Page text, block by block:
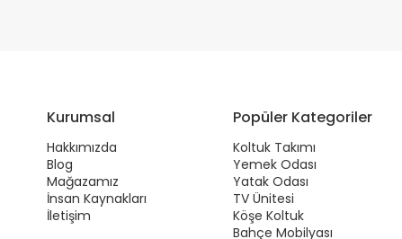
Kurumsal
Hakkımızda
Blog
Mağazamız
İnsan Kaynakları
İletişim
Popüler Kategoriler
Koltuk Takımı
Yemek Odası
Yatak Odası
TV Ünitesi
Köşe Koltuk
Bahçe Mobilyası